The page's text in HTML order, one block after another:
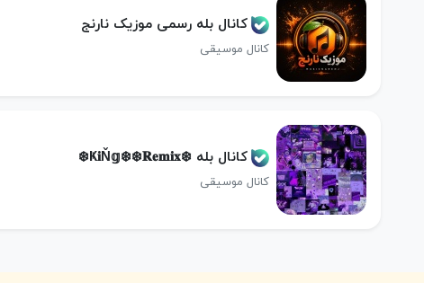
کانال بله رسمی موزیک نارنج
کانال موسیقی
کانال بله ❄️Ҝ𝐢Ň𝕘❄️❄️𝐑𝐞𝐦𝐢𝐱❄️
کانال موسیقی